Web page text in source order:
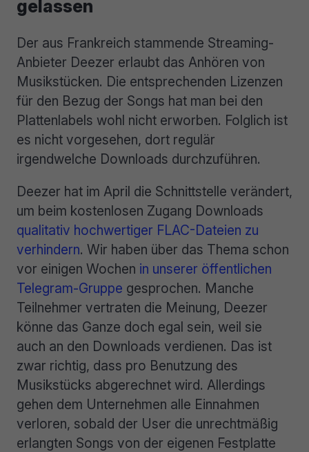
gelassen
Der aus Frankreich stammende Streaming-
Anbieter Deezer erlaubt das Anhören von
Musikstücken. Die entsprechenden Lizenzen
für den Bezug der Songs hat man bei den
Plattenlabels wohl nicht erworben. Folglich ist
es nicht vorgesehen, dort regulär
irgendwelche Downloads durchzuführen.
Deezer hat im April die Schnittstelle verändert,
um beim kostenlosen Zugang Downloads
qualitativ hochwertiger FLAC-Dateien zu
verhindern. Wir haben über das Thema schon
vor einigen Wochen in unserer öffentlichen
Telegram-Gruppe gesprochen. Manche
Teilnehmer vertraten die Meinung, Deezer
könne das Ganze doch egal sein, weil sie
auch an den Downloads verdienen. Das ist
zwar richtig, dass pro Benutzung des
Musikstücks abgerechnet wird. Allerdings
gehen dem Unternehmen alle Einnahmen
verloren, sobald der User die unrechtmäßig
erlangten Songs von der eigenen Festplatte